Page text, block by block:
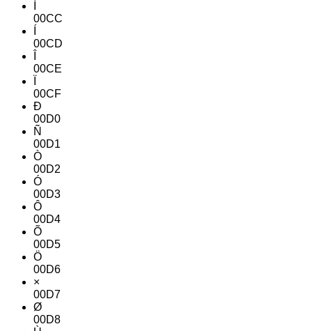
00CC
00CD
00CE
00CF
Ð
00D0
Ñ
00D1
Ò
00D2
Ó
00D3
Ô
00D4
Õ
00D5
Ö
00D6
×
00D7
Ø
00D8